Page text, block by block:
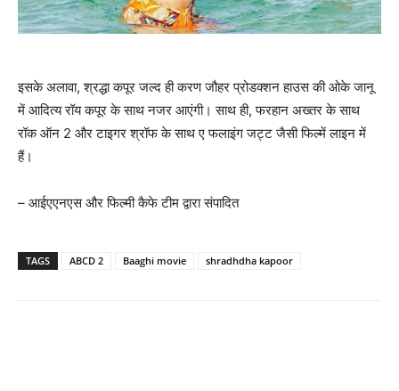
इसके अलावा, श्रद्धा कपूर जल्‍द ही करण जौहर प्रोडक्‍शन हाउस की ओके जानू
में आदित्‍य रॉय कपूर के साथ नजर आएंगी। साथ ही, फरहान अख्‍तर के साथ
रॉक ऑन 2 और टाइगर श्रॉफ के साथ ए फलाइंग जट्ट जैसी फिल्‍में लाइन में
हैं।
– आईएएनएस और फिल्‍मी कैफे टीम द्वारा संपादित
TAGS ABCD 2 Baaghi movie shradhdha kapoor